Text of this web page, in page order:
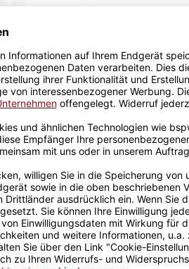
10,95 €
inkl. 19% MwSt. , zzgl.
Größere Stückzahl?
Rechnung